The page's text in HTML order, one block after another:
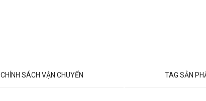
CHÍNH SÁCH VẬN CHUYỂN TAG SẢN